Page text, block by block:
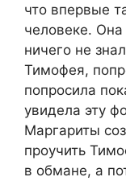
что впервые
человеке.
ничего не
Тимофея,
попросила
увидела эту
Маргариты
проучить
в обмане, а